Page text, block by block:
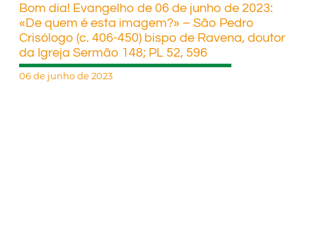
Bom dia! Evangelho de 06 de junho de 2023:
«De quem é esta imagem?» – São Pedro
Crisólogo (c. 406-450) bispo de Ravena, doutor
da Igreja Sermão 148; PL 52, 596
06 de junho de 2023